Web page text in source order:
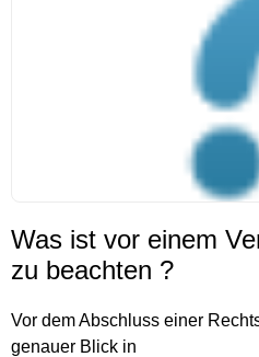
Was ist vor einem
zu beachten ?
Vor dem Abschluss einer
genauer Blick in